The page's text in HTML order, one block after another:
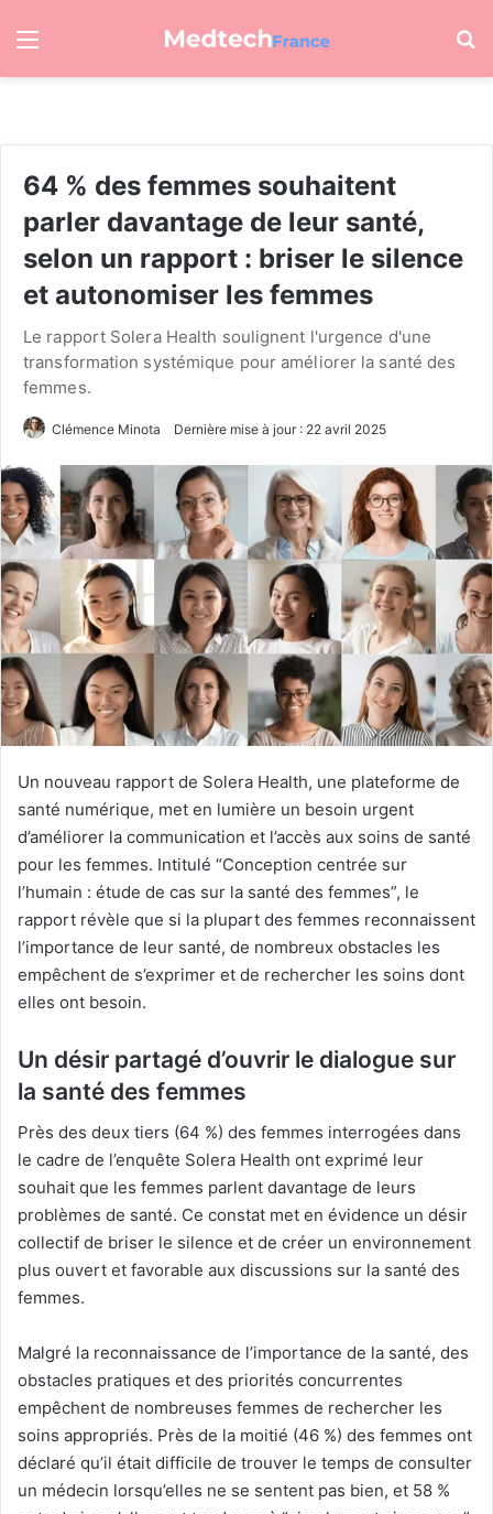
Menu
64 % des femmes souhaitent
parler davantage de leur santé,
selon un rapport : briser le silence
et autonomiser les femmes
Le rapport Solera Health soulignent l'urgence d'une
transformation systémique pour améliorer la santé des
femmes.
Clémence Minota Dernière mise à jour : 22 avril 2025
Un nouveau rapport de Solera Health, une plateforme de
santé numérique, met en lumière un besoin urgent
d’améliorer la communication et l’accès aux soins de santé
pour les femmes. Intitulé “Conception centrée sur
l’humain : étude de cas sur la santé des femmes”, le
rapport révèle que si la plupart des femmes reconnaissent
l’importance de leur santé, de nombreux obstacles les
empêchent de s’exprimer et de rechercher les soins dont
elles ont besoin.
Un désir partagé d’ouvrir le dialogue sur
la santé des femmes
Près des deux tiers (64 %) des femmes interrogées dans
le cadre de l’enquête Solera Health ont exprimé leur
souhait que les femmes parlent davantage de leurs
problèmes de santé. Ce constat met en évidence un désir
collectif de briser le silence et de créer un environnement
plus ouvert et favorable aux discussions sur la santé des
femmes.
Malgré la reconnaissance de l’importance de la santé, des
obstacles pratiques et des priorités concurrentes
empêchent de nombreuses femmes de rechercher les
soins appropriés. Près de la moitié (46 %) des femmes ont
déclaré qu’il était difficile de trouver le temps de consulter
un médecin lorsqu’elles ne se sentent pas bien, et 58 %